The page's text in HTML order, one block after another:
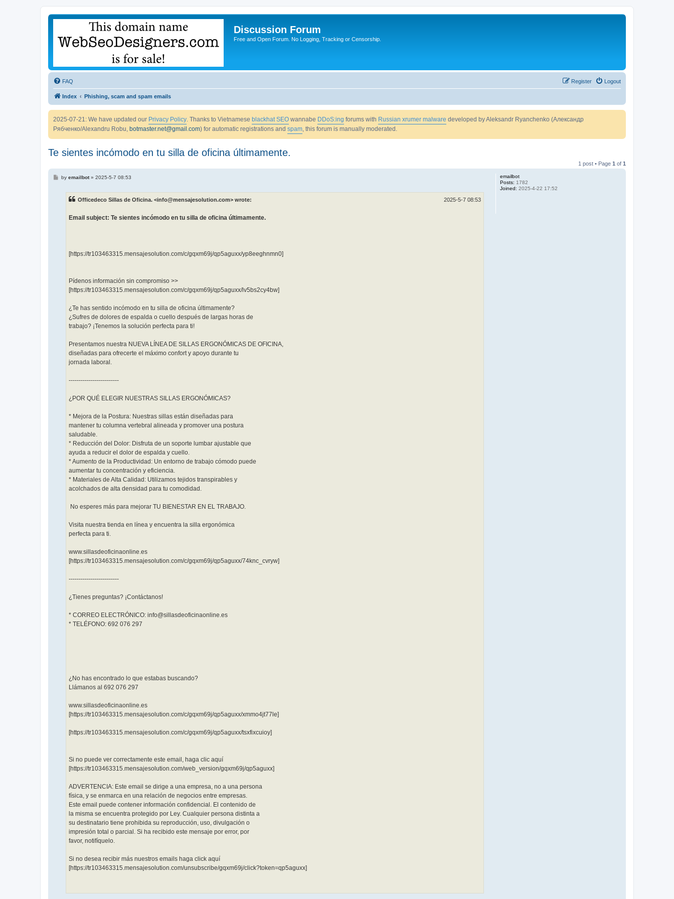
Discussion Forum
Free and Open Forum. No Logging, Tracking or Censorship.
FAQ Logout
Register
Index Phishing, scam and spam emails
2025-07-21: We have updated our Privacy Policy. Thanks to Vietnamese blackhat SEO wannabe DDoS:ing forums with Russian xrumer malware developed by Aleksandr Ryanchenko (Александр
Рябченко/Alexandru Robu, botmaster.net@gmail.com) for automatic registrations and spam, this forum is manually moderated.
Te sientes incómodo en tu silla de oficina últimamente.
1 post • Page 1 of 1
emailbot
Posts: 1782
Joined: 2025-4-22 17:52
Pby emailbot» 2025-5-7 08:53
Officedeco Sillas de Oficina. <info@mensajesolution.com> wrote: 2025-5-7 08:53
Email subject: Te sientes incómodo en tu silla de oficina últimamente.
[https://tr103463315.mensajesolution.com/c/gqxm69j/qp5aguxx/yp8eeghnmn0]
Pídenos información sin compromiso >>
[https://tr103463315.mensajesolution.com/c/gqxm69j/qp5aguxx/lv5bs2cy4bw]
¿Te has sentido incómodo en tu silla de oficina últimamente?
¿Sufres de dolores de espalda o cuello después de largas horas de
trabajo? ¡Tenemos la solución perfecta para ti!
Presentamos nuestra NUEVA LÍNEA DE SILLAS ERGONÓMICAS DE OFICINA,
diseñadas para ofrecerte el máximo confort y apoyo durante tu
jornada laboral.
-------------------------
¿POR QUÉ ELEGIR NUESTRAS SILLAS ERGONÓMICAS?
* Mejora de la Postura: Nuestras sillas están diseñadas para
mantener tu columna vertebral alineada y promover una postura
saludable.
* Reducción del Dolor: Disfruta de un soporte lumbar ajustable que
ayuda a reducir el dolor de espalda y cuello.
* Aumento de la Productividad: Un entorno de trabajo cómodo puede
aumentar tu concentración y eficiencia.
* Materiales de Alta Calidad: Utilizamos tejidos transpirables y
acolchados de alta densidad para tu comodidad.
No esperes más para mejorar TU BIENESTAR EN EL TRABAJO.
Visita nuestra tienda en línea y encuentra la silla ergonómica
perfecta para ti.
www.sillasdeoficinaonline.es
[https://tr103463315.mensajesolution.com/c/gqxm69j/qp5aguxx/74knc_cvryw]
-------------------------
¿Tienes preguntas? ¡Contáctanos!
* CORREO ELECTRÓNICO: info@sillasdeoficinaonline.es
* TELÉFONO: 692 076 297
¿No has encontrado lo que estabas buscando?
Llámanos al 692 076 297
www.sillasdeoficinaonline.es
[https://tr103463315.mensajesolution.com/c/gqxm69j/qp5aguxx/xmmo4jt77le]
[https://tr103463315.mensajesolution.com/c/gqxm69j/qp5aguxx/tsxfixcuioy]
Si no puede ver correctamente este email, haga clic aquí
[https://tr103463315.mensajesolution.com/web_version/gqxm69j/qp5aguxx]
ADVERTENCIA: Este email se dirige a una empresa, no a una persona
física, y se enmarca en una relación de negocios entre empresas.
Este email puede contener información confidencial. El contenido de
la misma se encuentra protegido por Ley. Cualquier persona distinta a
su destinatario tiene prohibida su reproducción, uso, divulgación o
impresión total o parcial. Si ha recibido este mensaje por error, por
favor, notifíquelo.
Si no desea recibir más nuestros emails haga click aquí
[https://tr103463315.mensajesolution.com/unsubscribe/gqxm69j/click?token=qp5aguxx]